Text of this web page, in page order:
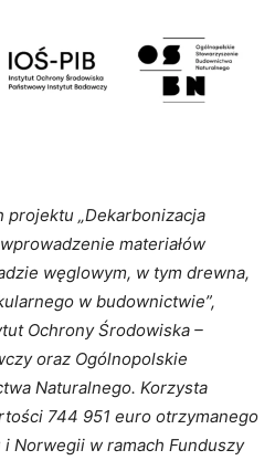
projektu „Dekarbonizacja
materiałów
węglowym, w tym drewna,
w budownictwie”,
Ochrony Środowiska –
oraz Ogólnopolskie
Naturalnego. Korzysta
744 951 euro otrzymanego
Norwegii w ramach Funduszy